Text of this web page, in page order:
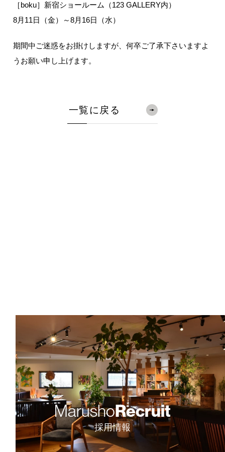
［boku］新宿ショールーム（123 GALLERY内）
8月11日（金）～8月16日（水）
期間中ご迷惑をお掛けしますが、何卒ご了承下さいますよ
うお願い申し上げます。
一覧に戻る
一覧に戻る
MarushoRecruit
採用情報